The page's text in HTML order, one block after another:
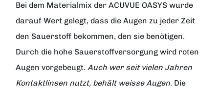
Bei dem Materialmix der ACUVUE OASYS wurde
darauf Wert gelegt, dass die Augen zu jeder Zeit
den Sauerstoff bekommen, den sie benötigen.
Durch die hohe Sauerstoffversorgung wird roten
Augen vorgebeugt. Auch wer seit vielen Jahren
Kontaktlinsen nutzt, behält weisse Augen. Die